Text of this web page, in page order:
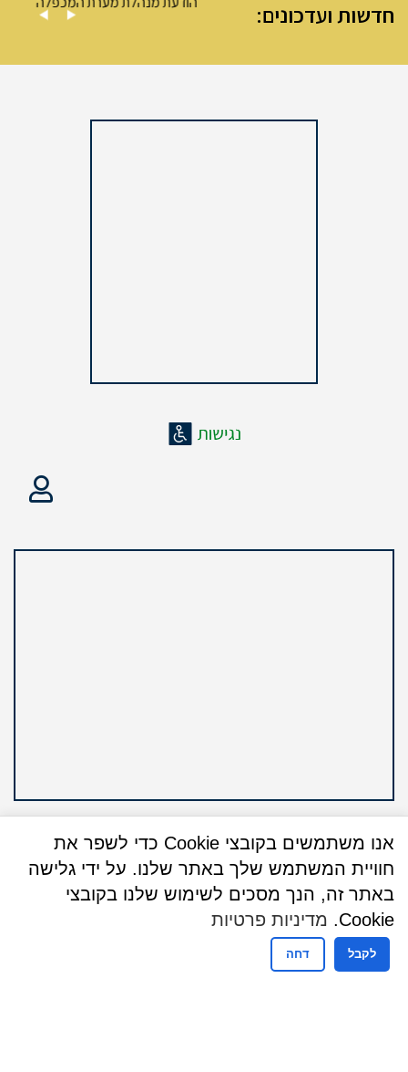
חדשות ועדכונים:
שעות פעילות
אנו משתמשים בקובצי Cookie כדי לשפר את
חוויית המשתמש שלך באתר שלנו. על ידי גלישה
באתר זה, הנך מסכים לשימוש שלנו בקובצי
Cookie.
מדיניות פרטיות
לקבל דחה